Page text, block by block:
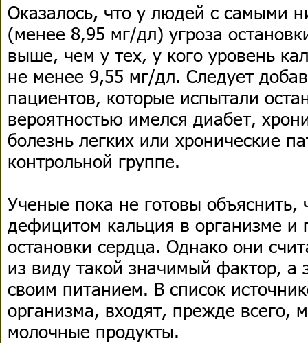
Оказалось, что у людей с самыми
(менее 8,95 мг/дл) угроза
выше, чем у тех, у кого уровень
не менее 9,55 мг/дл. Следует
пациентов, которые испытали
вероятностью имелся диабет,
болезнь легких или хронические
контрольной группе.
Ученые пока не готовы
дефицитом кальция в организме
остановки сердца. Однако они
из виду такой значимый фактор, а
своим питанием. В список
организма, входят, прежде всего,
молочные продукты.